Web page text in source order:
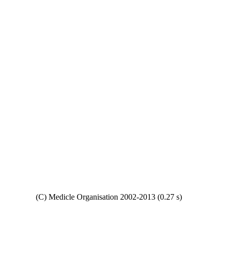
(C) Medicle Organisation 2002-2013 (0.27 s)